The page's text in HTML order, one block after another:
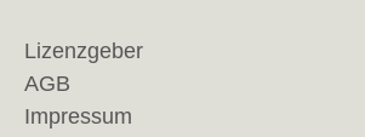
Lizenzgeber
AGB
Impressum